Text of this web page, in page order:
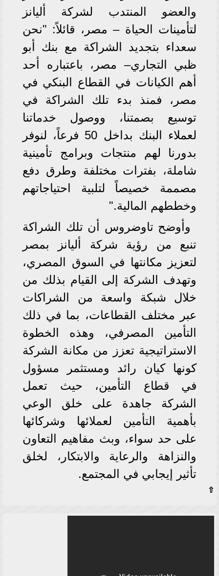
والعضو المنتدب لشركة أليانز
لتأمينات الحياة – مصر، قائلاً: "نحن
سعداء بتجديد الشراكة مع بنك أبو
ظبي التجاري– مصر، باعتباره أحد
أهم الكيانات في القطاع البنكي في
مصر، فمنذ بدء تلك الشراكة في
توسيع بصمتنا، ووصول خدماتنا
لعملاء البنك بداخل 50 فرعاً، لنوفر
بدورنا لهم منتجات وبرامج تأمينية
شاملة، بفترات مختلفة وطرق دفع
مصممة خصيصاً لتلبية احتياجاتهم
وخططهم المالية."
وأوضح تاوضروس أن تلك الشراكة
تنبع من رؤية شركة أليانز بمصر
لتعزيز مكانتها في السوق المصري،
وتهدف الشركة إلى القيام بذلك من
خلال شبكة واسعة من الشراكات
عبر مختلف القطاعات، بما في ذلك
التأمين المصرفي، وهذه الخطوة
الاستراتيجية تعزز من مكانة الشركة
كونها كيان رائد ومستثمر مسؤول
في قطاع التأمين، حيث تعمل
الشركة جاهدة على خلق الوعي
بأهمية التأمين لعملائها وشركائها
على حد سواء، وبث مفاهيم التعاون
والنزاهة والرعاية والابتكار، لخلق
تأثير إيجابي في المجتمع.
⇧